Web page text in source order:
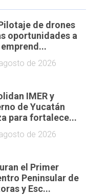
de drones
oportunidades a
de 2026
IMER y
de Yucatán
para fortalece...
de 2026
el Primer
Peninsular de
y Esc...